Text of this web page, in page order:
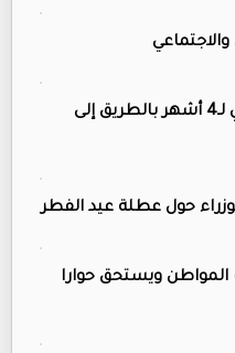
وزير الصناعة: كميات قمح تكفي لـ4 أشهر بالطريق إلى
حول عطلة عيد الفطر
ويستحق حوارا